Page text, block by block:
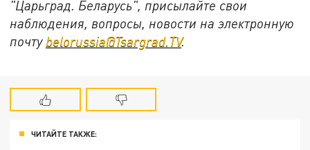
"Царьград. Беларусь", присылайте свои
наблюдения, вопросы, новости на электронную
почту belorussia@Tsargrad.TV.
ЧИТАЙТЕ ТАКЖЕ: